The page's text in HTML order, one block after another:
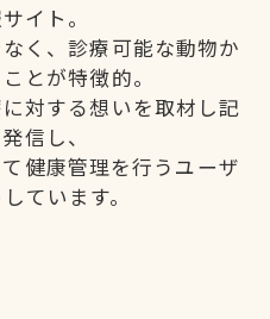
イト。
く、診療可能な動物か
とが特徴的。
対する想いを取材し記
信し、
健康管理を行うユーザ
ています。